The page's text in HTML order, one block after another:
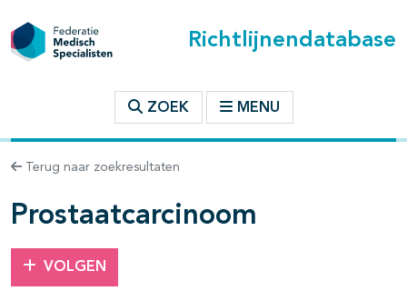
Richtlijnendatabase
ZOEK MENU
Terug naar zoekresultaten
Prostaatcarcinoom
VOLGEN
binnen deze richtlijn